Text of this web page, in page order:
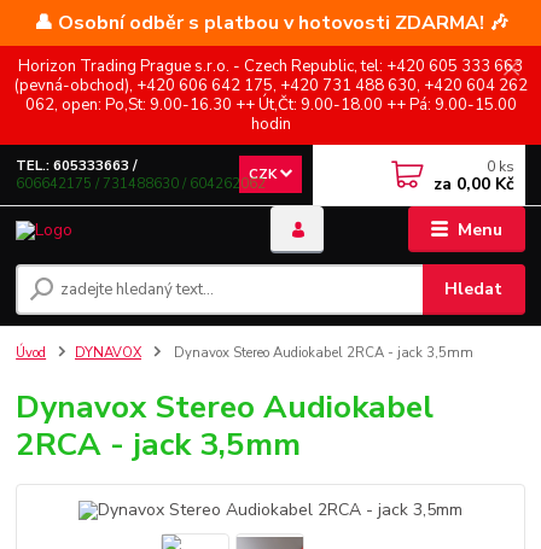
👤 Osobní odběr s platbou v hotovosti ZDARMA! 🎶
Horizon Trading Prague s.r.o. - Czech Republic, tel: +420 605 333 663
(pevná-obchod), +420 606 642 175, +420 731 488 630, +420 604 262
062, open: Po,St: 9.00-16.30 ++ Út,Čt: 9.00-18.00 ++ Pá: 9.00-15.00
hodin
Menu
CZK
Hledat
TEL.: 605333663 /
606642175 / 731488630 / 604262062
0 ks
za 0,00 Kč
Úvod DYNAVOX Dynavox Stereo Audiokabel 2RCA - jack 3,5mm
Dynavox Stereo Audiokabel
2RCA - jack 3,5mm